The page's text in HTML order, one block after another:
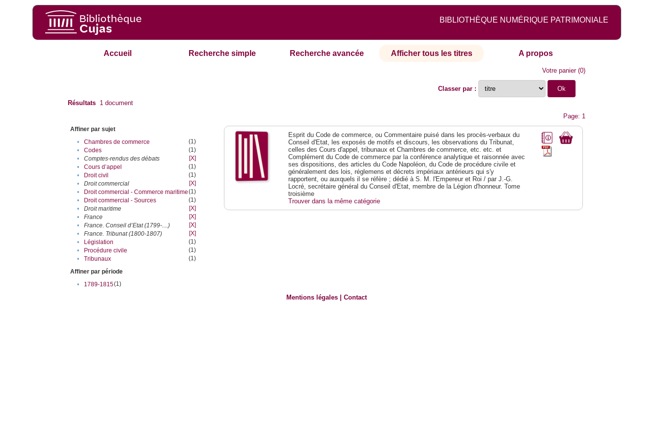
BIBLIOTHÈQUE NUMÉRIQUE PATRIMONIALE
Accueil Recherche simple Recherche avancée Afficher tous les titres A propos
Votre panier(0)
Classer par :
Résultats 1 document
Page: 1
Affiner par sujet
•
Chambres de commerce
(1)
•
Codes
(1)
•
Comptes-rendus des débats
[X]
•
Cours d’appel
(1)
•
Droit civil
(1)
•
Droit commercial
[X]
•
Droit commercial - Commerce maritime(1)
•
Droit commercial - Sources
(1)
•
Droit maritime
[X]
•
France
[X]
•
France. Conseil d’Etat (1799-....)
[X]
•
France. Tribunat (1800-1807)
[X]
•
Législation
(1)
•
Procédure civile
(1)
•
Tribunaux
(1)
Affiner par période
•
1789-1815(1)
Esprit du Code de commerce, ou Commentaire puisé dans les procès-verbaux du
Conseil d'Etat, les exposés de motifs et discours, les observations du Tribunat,
celles des Cours d'appel, tribunaux et Chambres de commerce, etc. etc. et
Complément du Code de commerce par la conférence analytique et raisonnée avec
ses dispositions, des articles du Code Napoléon, du Code de procédure civile et
généralement des lois, réglemens et décrets impériaux antérieurs qui s'y
rapportent, ou auxquels il se réfère ; dédié à S. M. l'Empereur et Roi / par J.-G.
Locré, secrétaire général du Conseil d'Etat, membre de la Légion d'honneur. Tome
troisième
Trouver dans la même catégorie
Mentions légales |Contact